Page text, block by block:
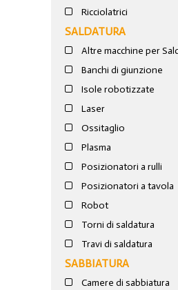
Ricciolatrici
SALDATURA
Altre macchine per
Banchi di giunzione
Isole robotizzate
Laser
Ossitaglio
Plasma
Posizionatori a rulli
Posizionatori a tavola
Robot
Torni di saldatura
Travi di saldatura
SABBIATURA
Camere di sabbiatura